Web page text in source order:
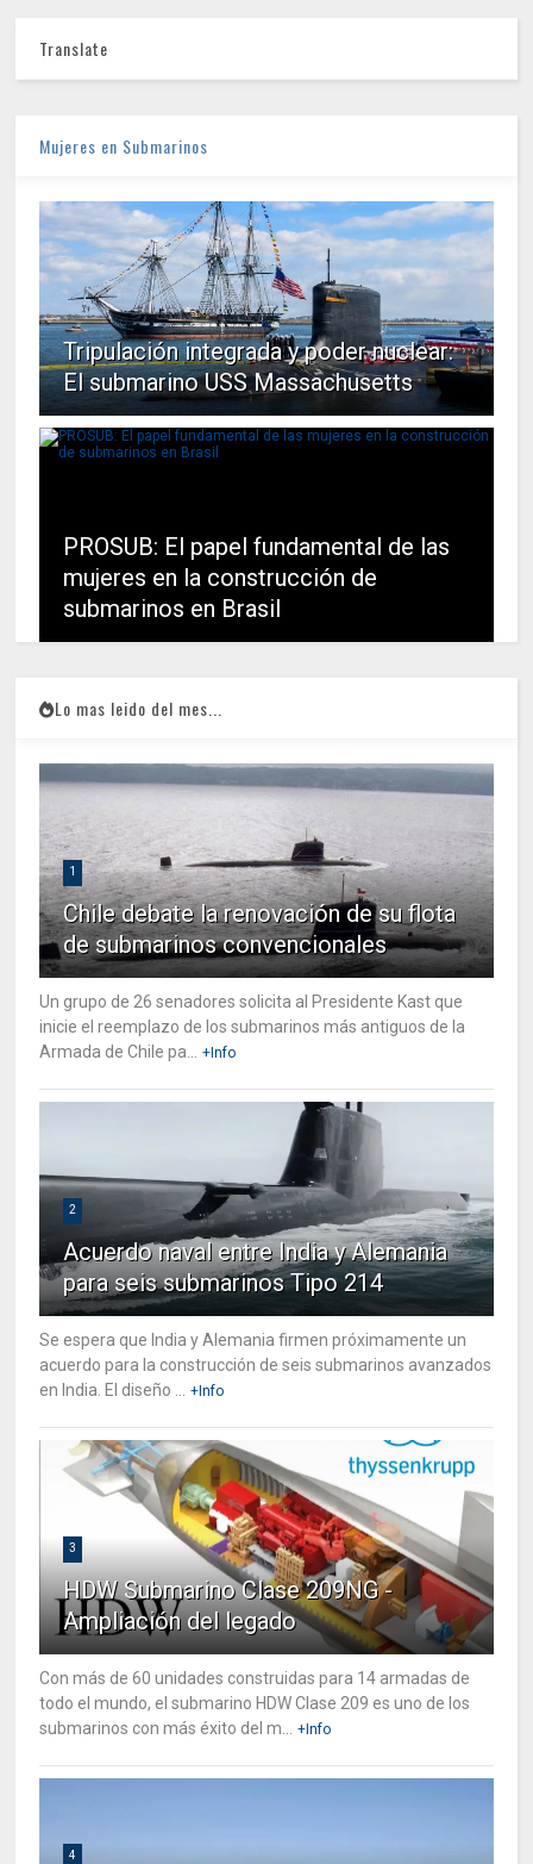
Translate
Mujeres en Submarinos
Tripulación integrada y poder nuclear:
El submarino USS Massachusetts
PROSUB: El papel fundamental de las
mujeres en la construcción de
submarinos en Brasil
Lo mas leido del mes...
1
Chile debate la renovación de su flota
de submarinos convencionales
Un grupo de 26 senadores solicita al Presidente Kast que
inicie el reemplazo de los submarinos más antiguos de la
Armada de Chile pa... +Info
2
Acuerdo naval entre India y Alemania
para seis submarinos Tipo 214
Se espera que India y Alemania firmen próximamente un
acuerdo para la construcción de seis submarinos avanzados
en India. El diseño ... +Info
3
HDW Submarino Clase 209NG -
Ampliación del legado
Con más de 60 unidades construidas para 14 armadas de
todo el mundo, el submarino HDW Clase 209 es uno de los
submarinos con más éxito del m... +Info
4